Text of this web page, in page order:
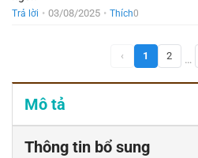
Trả lời • 03/08/2025 • Thích0
‹ 1 2 …
Mô tả
Thông tin bổ sung